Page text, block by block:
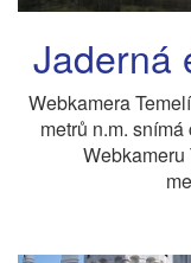
Jaderná
Webkamera
metrů n.m.